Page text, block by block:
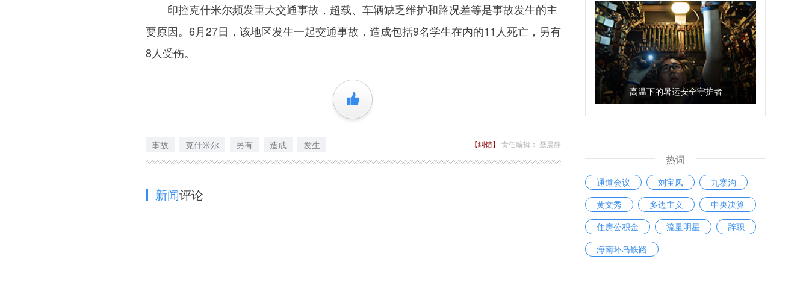
印控克什米尔频发重大交通事故，超载、车辆缺乏维护和路况差等是事故发生的主
要原因。6月27日，该地区发生一起交通事故，造成包括9名学生在内的11人死亡，另有
8人受伤。
+1
事故 克什米尔 另有 造成 发生 【纠错】 责任编辑： 聂晨静
新闻评论
高温下的暑运安全守护者
热词
通道会议 刘宝凤
九寨沟
黄文秀
多边主义
中央决算
住房公积金
流量明星
辞职
海南环岛铁路